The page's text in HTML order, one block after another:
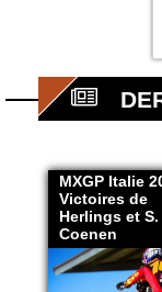
MXGP Italie
Victoires de
Herlings et S.
Coenen